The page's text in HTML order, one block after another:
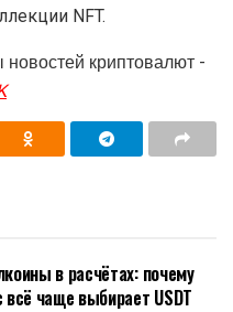
NFT.
криптовалют -
в расчётах: почему
всё чаще выбирает USDT